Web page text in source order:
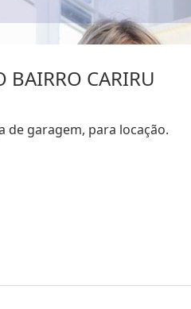
BAIRRO CARIRU
de garagem, para locação.